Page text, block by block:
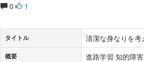
0 1
タイトル 清潔な身なりを考
概要 進路学習 知的障